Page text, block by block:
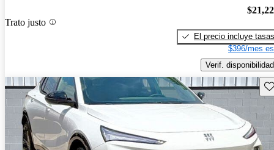
Trato justo
El precio incluye tasas
$396/mes
Verif. disponibilidad